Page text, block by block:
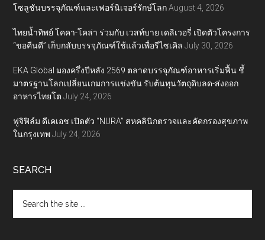
โซลูชันบรรจุภัณฑ์และเฟอร์นิเจอร์รักษ์โลก August 4, 2026
ไทยน้ำทิพย์ โคคา-โคล่า ร่วมกับ เวสท์บาย เดลิเวอรี่ เปิดตัวโครงการ
“ขอคืนดี” เก็บกลับบรรจุภัณฑ์ใช้แล้วเพื่อรีไซเคิล July 30, 2026
EKA Global มองครึ่งปีหลัง 2569 ตลาดบรรจุภัณฑ์อาหารเริ่มฟื้น ชี้
มาตรฐานโลกเปลี่ยนเกมการแข่งขัน รับต้นทุนวัตถุดิบลด-ส่งออก
อาหารไทยโต July 24, 2026
ฟูจิฟิล์ม ดีเคเอช เปิดตัว “NURA” สหคลินิกตรวจและคัดกรองสุขภาพ
ในกรุงเทพ July 24, 2026
SEARCH
the